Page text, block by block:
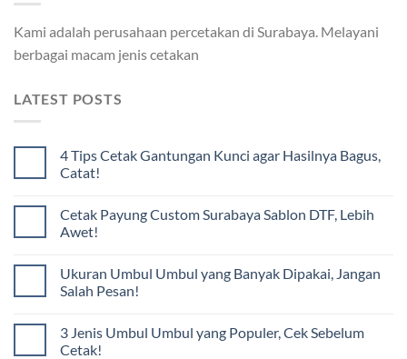
Kami adalah perusahaan percetakan di Surabaya. Melayani
berbagai macam jenis cetakan
LATEST POSTS
4 Tips Cetak Gantungan Kunci agar Hasilnya Bagus,
Catat!
Cetak Payung Custom Surabaya Sablon DTF, Lebih
Awet!
Ukuran Umbul Umbul yang Banyak Dipakai, Jangan
Salah Pesan!
3 Jenis Umbul Umbul yang Populer, Cek Sebelum
Cetak!